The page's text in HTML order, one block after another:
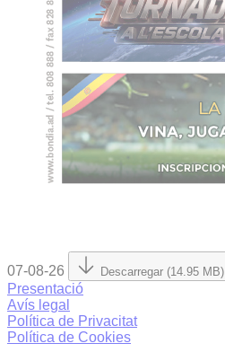
07-08-26 Descarregar (14.95 MB)
Presentació
Avís legal
Política de Privacitat
Política de Cookies